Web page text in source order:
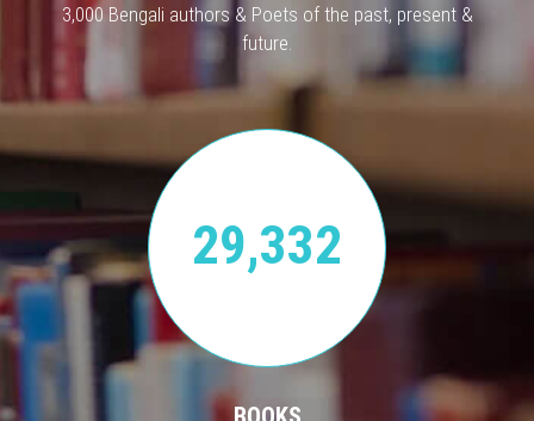
3,000 Bengali authors & Poets of the past, present &
future.
29,332